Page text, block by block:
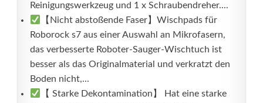
Reinigungswerkzeug und 1 x Schraubendreher....
【Nicht abstoßende Faser】Wischpads für
Roborock s7 aus einer Auswahl an Mikrofasern,
das verbesserte Roboter-Sauger-Wischtuch ist
besser als das Originalmaterial und verkratzt den
Boden nicht,...
【 Starke Dekontamination】 Hat eine starke